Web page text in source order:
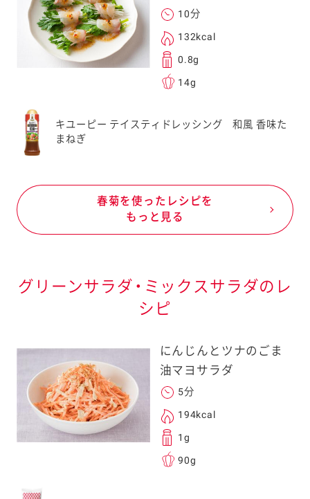
10分
132kcal
0.8g
14g
キユーピー テイスティドレッシング 和風 香味た
まねぎ
春菊を使ったレシピを
もっと見る
グリーンサラダ・ミックスサラダのレ
シピ
にんじんとツナのごま
油マヨサラダ
5分
194kcal
1g
90g